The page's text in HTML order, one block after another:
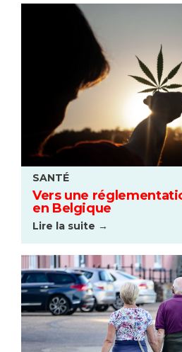
SANTÉ
Vers une
en Belgique
Lire la suite →